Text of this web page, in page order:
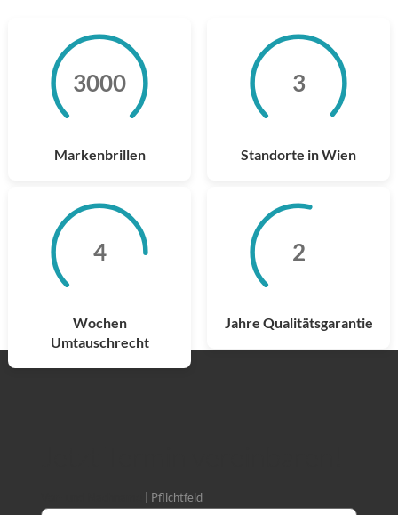
3000
3000
Markenbrillen
3
3
Standorte in Wien
4
4
Wochen
Umtauschrecht
2
2
Jahre Qualitätsgarantie
Pflichtfeld